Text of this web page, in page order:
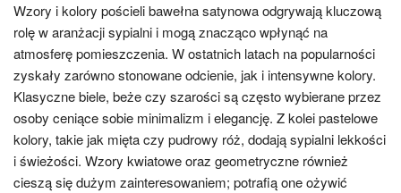
Wzory i kolory pościeli bawełna satynowa odgrywają kluczową
rolę w aranżacji sypialni i mogą znacząco wpłynąć na
atmosferę pomieszczenia. W ostatnich latach na popularności
zyskały zarówno stonowane odcienie, jak i intensywne kolory.
Klasyczne biele, beże czy szarości są często wybierane przez
osoby ceniące sobie minimalizm i elegancję. Z kolei pastelowe
kolory, takie jak mięta czy pudrowy róż, dodają sypialni lekkości
i świeżości. Wzory kwiatowe oraz geometryczne również
cieszą się dużym zainteresowaniem; potrafią one ożywić